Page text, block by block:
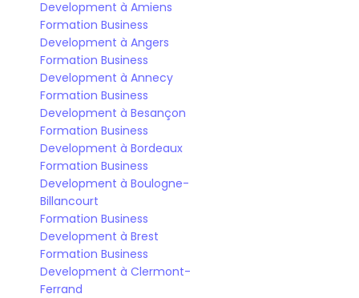
Development à Amiens
Formation Business
Development à Angers
Formation Business
Development à Annecy
Formation Business
Development à Besançon
Formation Business
Development à Bordeaux
Formation Business
Development à Boulogne-
Billancourt
Formation Business
Development à Brest
Formation Business
Development à Clermont-
Ferrand